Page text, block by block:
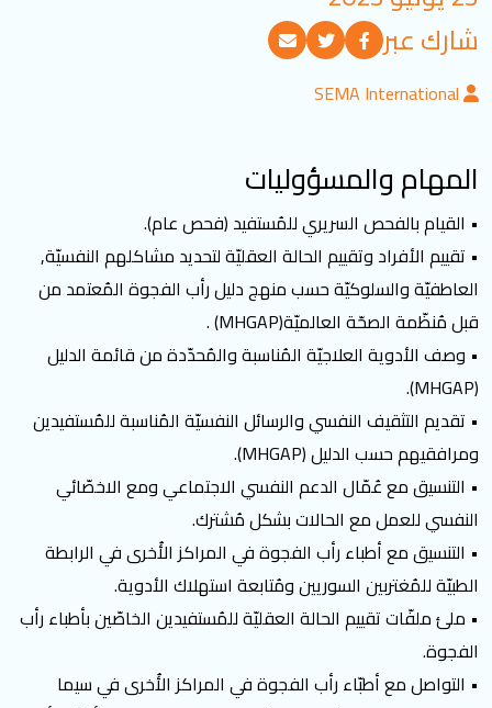
تسجيل الدخول
العربية
تابعنا
شارك عبر
SEMA International
المهام والمسؤوليات
• القيام بالفحص السريري للمُستفيد (فحص عام).
• تقييم الأفراد وتقييم الحالة العقليّة لتحديد مشاكلهم النفسيّة,
العاطفيّة والسلوكيّة حسب منهج دليل رأب الفجوة المُعتمد من
قبل مُنظّمة الصحّة العالميّة(MHGAP) .
• وصف الأدوية العلاجيّة المُناسبة والمُحدّدة من قائمة الدليل
(MHGAP).
• تقديم التثقيف النفسي والرسائل النفسيّة المُناسبة للمُستفيدين
ومرافقيهم حسب الدليل (MHGAP).
• التنسيق مع عُمّال الدعم النفسي الاجتماعي ومع الاخصّائي
النفسي للعمل مع الحالات بشكل مُشترك.
• التنسيق مع أطباء رأب الفجوة في المراكز الأُخرى في الرابطة
الطبيّة للمُغتربين السوريين ومُتابعة استهلاك الأدوية.
• ملئ ملفّات تقييم الحالة العقليّة للمُستفيدين الخاصّين بأطباء رأب
الفجوة.
• التواصل مع أطبّاء رأب الفجوة في المراكز الأُخرى في سيما